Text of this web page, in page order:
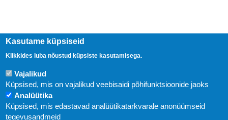
Uudised
Kasutame küpsiseid
Klikkides luba nõustud küpsiste kasutamisega.
Vajalikud
Küpsised, mis on vajalikud veebisaidi põhifunktsioonide jaoks
Analüütika
Küpsised, mis edastavad analüütikatarkvarale anonüümseid
tegevusandmeid